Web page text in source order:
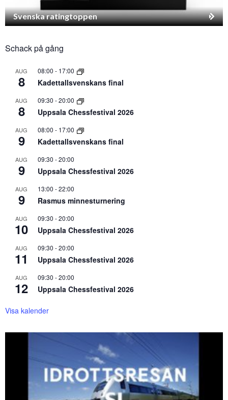
Svenska ratingtoppen
Schack på gång
AUG
8
08:00 - 17:00
Kadettallsvenskans final
AUG
8
09:30 -20:00
Uppsala Chessfestival 2026
AUG
9
08:00 - 17:00
Kadettallsvenskans final
AUG
9
09:30 -20:00
Uppsala Chessfestival 2026
AUG
9
13:00 -22:00
Rasmus minnesturnering
AUG
10
09:30 -20:00
Uppsala Chessfestival 2026
AUG
11
09:30 -20:00
Uppsala Chessfestival 2026
AUG
12
09:30 -20:00
Uppsala Chessfestival 2026
Visa kalender